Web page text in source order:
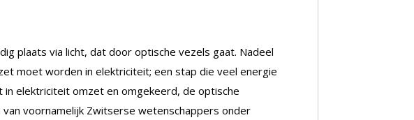
plaats via licht, dat door optische vezels gaat. Nadeel
moet worden in elektriciteit; een stap die veel energie
elektriciteit omzet en omgekeerd, de optische
voornamelijk Zwitserse wetenschappers onder